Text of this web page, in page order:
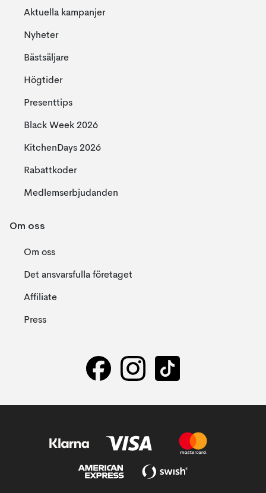
Aktuella kampanjer
Nyheter
Bästsäljare
Högtider
Presenttips
Black Week 2026
KitchenDays 2026
Rabattkoder
Medlemserbjudanden
Om oss
Om oss
Det ansvarsfulla företaget
Affiliate
Press